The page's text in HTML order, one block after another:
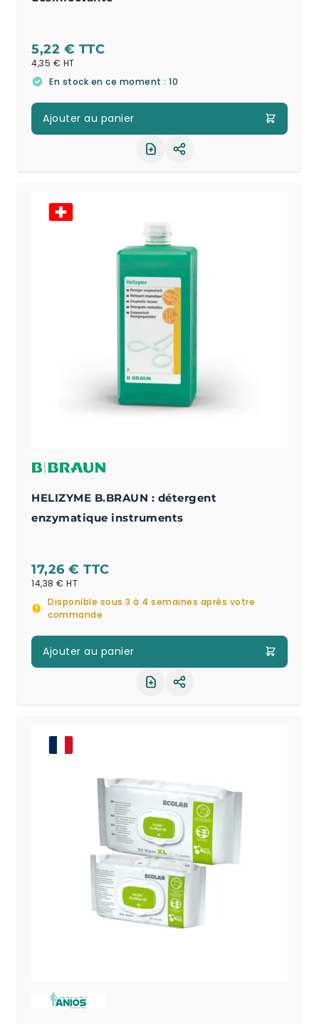
5,22 €
4,35 €
En stock en ce moment : 10
Ajouter au panier
Partager le produit
HELIZYME B.BRAUN : détergent
enzymatique instruments
17,26 €
14,38 €
Disponible sous 3 à 4 semaines après votre
commande
Ajouter au panier
Partager le produit